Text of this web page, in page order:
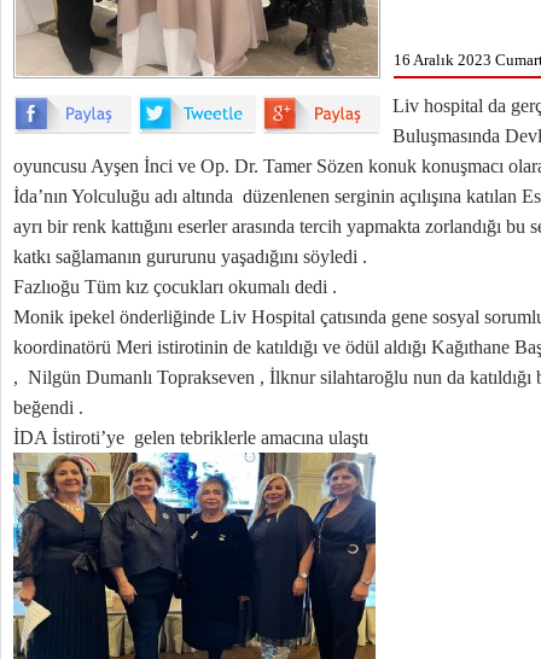
16 Aralık 2023
Liv hospital da
Buluşmasında
oyuncusu Ayşen İnci ve Op. Dr. Tamer Sözen konuk konuşmacı
İda’nın Yolculuğu adı altında düzenlenen serginin açılışına katılan
ayrı bir renk kattığını eserler arasında tercih yapmakta zorlandığı bu
katkı sağlamanın gururunu yaşadığını söyledi .
Fazlıoğu Tüm kız çocukları okumalı dedi .
Monik ipekel önderliğinde Liv Hospital çatısında gene sosyal
koordinatörü Meri istirotinin de katıldığı ve ödül aldığı Kağıthane
, Nilgün Dumanlı Toprakseven , İlknur silahtaroğlu nun da
beğendi .
İDA İstiroti’ye gelen tebriklerle amacına ulaştı